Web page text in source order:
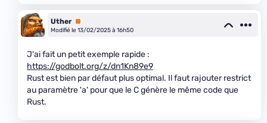
Uther Premium
Modifié le 13/02/2025 à 16h50
J'ai fait un petit exemple rapide :
https://godbolt.org/z/dn1Kn89e9
Rust est bien par défaut plus optimal. Il faut rajouter restrict
au paramètre 'a' pour que le C génère le même code que
Rust.